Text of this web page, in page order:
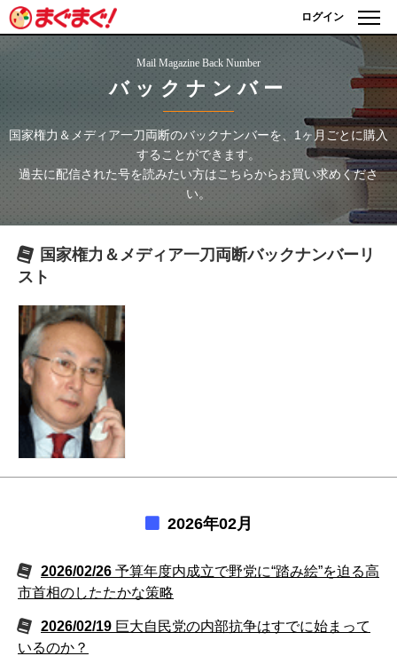
ログイン
Mail Magazine Back Number
バックナンバー
国家権力＆メディア一刀両断のバックナンバーを、1ヶ月ごとに購入
することができます。
過去に配信された号を読みたい方はこちらからお買い求めくださ
い。
国家権力＆メディア一刀両断バックナンバーリ
スト
2026年02月
2026/02/26 予算年度内成立で野党に“踏み絵”を迫る高
市首相のしたたかな策略
2026/02/19 巨大自民党の内部抗争はすでに始まって
いるのか？